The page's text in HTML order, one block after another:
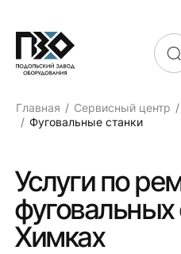
Главная Сервисный центр
Фуговальные станки
Услуги по
фуговальных
Химках